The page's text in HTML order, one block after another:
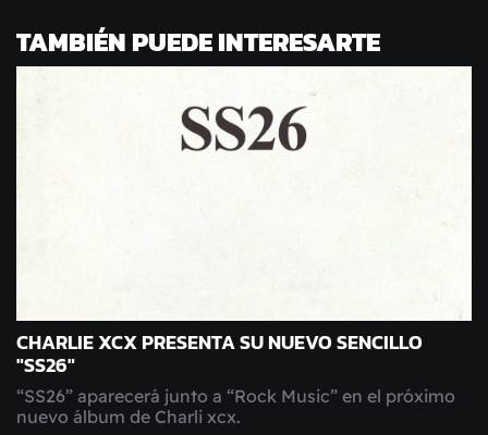
TAMBIÉN PUEDE INTERESARTE
CHARLIE XCX PRESENTA SU NUEVO SENCILLO
"SS26"
“SS26” aparecerá junto a “Rock Music” en el próximo
nuevo álbum de Charli xcx.